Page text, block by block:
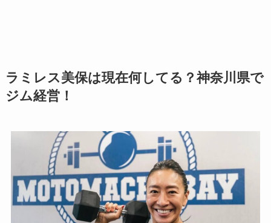
ラミレス美保は現在何してる？神奈川県で
ジム経営！